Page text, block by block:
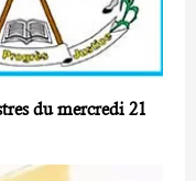
du mercredi 21